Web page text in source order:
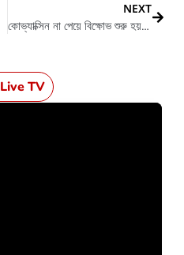
NEXT
কোভ্যাক্সিন না পেয়ে বিক্ষোভ শুরু হয় হাসপাতাল চত্বরে
Live TV